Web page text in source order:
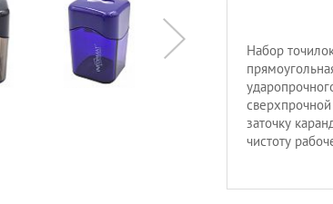
Набор
заточку
чистоту